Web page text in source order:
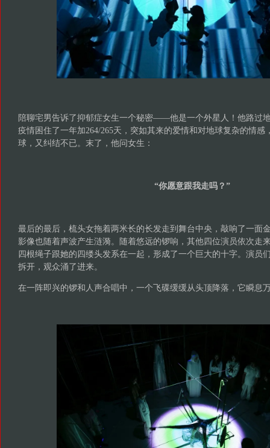
“你愿意跟我走吗？”
最后的最后，梳头女拖着两米长的长发走到舞台中央，敲响了一面
影像也随着声波产生涟漪。随着悠远的锣响，其他四位演员依次走
在一阵即兴的锣和人声合唱中，一个飞碟缓缓从头顶降落，它瞬